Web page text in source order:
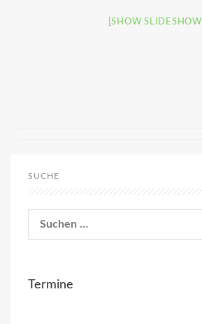
[SHOW SLIDESHOW]
SUCHE
nach:
Termine